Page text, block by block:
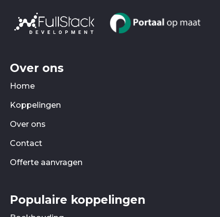
Over ons
Home
Koppelingen
Over ons
Contact
Offerte aanvragen
Populaire koppelingen